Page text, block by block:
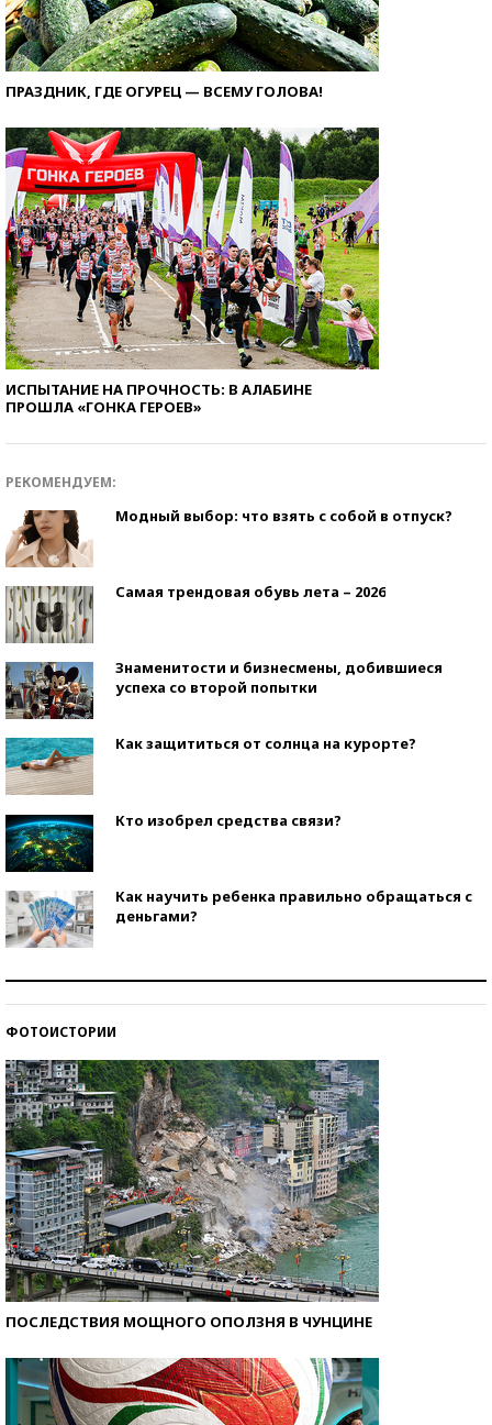
ПРАЗДНИК, ГДЕ ОГУРЕЦ — ВСЕМУ ГОЛОВА!
ИСПЫТАНИЕ НА ПРОЧНОСТЬ: В АЛАБИНЕ
ПРОШЛА «ГОНКА ГЕРОЕВ»
РЕКОМЕНДУЕМ:
Модный выбор: что взять с собой в отпуск?
Самая трендовая обувь лета – 2026
Знаменитости и бизнесмены, добившиеся
успеха со второй попытки
Как защититься от солнца на курорте?
Кто изобрел средства связи?
Как научить ребенка правильно обращаться с
деньгами?
ФОТОИСТОРИИ
ПОСЛЕДСТВИЯ МОЩНОГО ОПОЛЗНЯ В ЧУНЦИНЕ